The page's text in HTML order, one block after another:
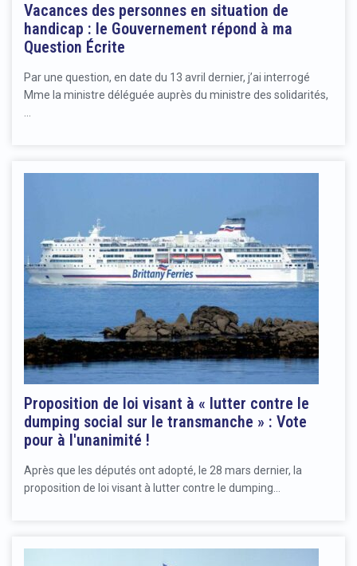
Vacances des personnes en situation de
handicap : le Gouvernement répond à ma
Question Écrite
Par une question, en date du 13 avril dernier, j’ai interrogé
Mme la ministre déléguée auprès du ministre des solidarités,
Proposition de loi visant à « lutter contre le
dumping social sur le transmanche » : Vote
pour à l'unanimité !
Après que les députés ont adopté, le 28 mars dernier, la
proposition de loi visant à lutter contre le dumping…